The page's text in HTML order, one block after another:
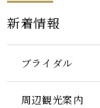
新着情報
ブライダル
周辺観光案内